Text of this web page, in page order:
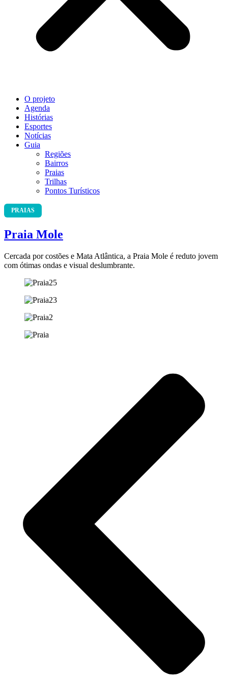
O projeto
Agenda
Histórias
Esportes
Notícias
Guia
Regiões
Bairros
Praias
Trilhas
Pontos Turísticos
PRAIAS
Praia Mole
Cercada por costões e Mata Atlântica, a Praia Mole é reduto jovem
com ótimas ondas e visual deslumbrante.